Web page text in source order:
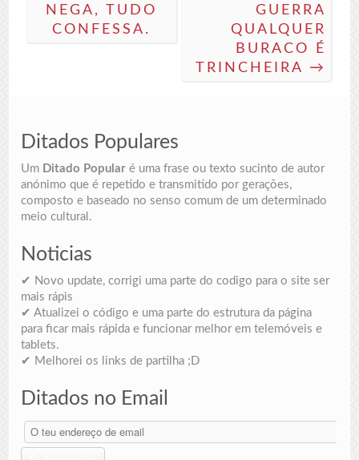
NEGA, TUDO
CONFESSA.
GUERRA
QUALQUER
BURACO É
TRINCHEIRA →
Ditados Populares
Um Ditado Popular é uma frase ou texto sucinto de autor
anónimo que é repetido e transmitido por gerações,
composto e baseado no senso comum de um determinado
meio cultural.
Noticias
✔ Novo update, corrigi uma parte do codigo para o site ser
mais rápis
✔ Atualizei o código e uma parte do estrutura da página
para ficar mais rápida e funcionar melhor em telemóveis e
tablets.
✔ Melhorei os links de partilha ;D
Ditados no Email
O
teu